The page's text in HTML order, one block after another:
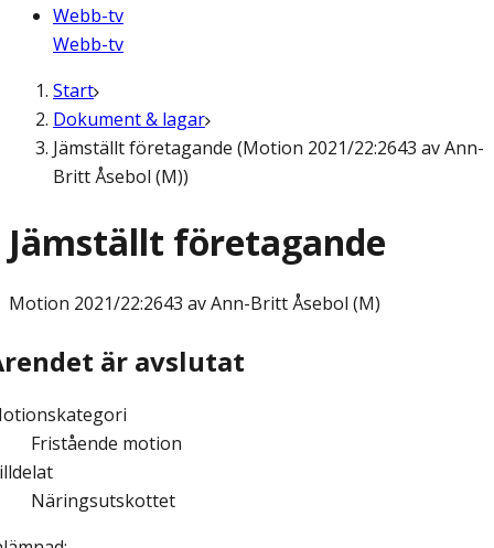
Webb-tv
Webb-tv
Start
Dokument & lagar
Jämställt företagande (Motion 2021/22:2643 av Ann-
Britt Åsebol (M))
Jämställt företagande
Motion 2021/22:2643 av Ann-Britt Åsebol (M)
är avslutat
Fristående motion
Näringsutskottet